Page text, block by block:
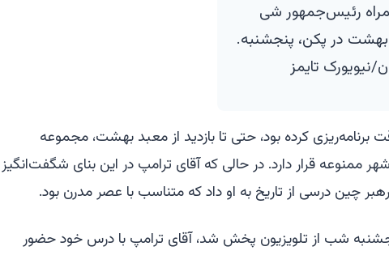
رئیس‌جمهور شی
در پکن، پنجشنبه.
نیویورک تایمز
برنامه‌ریزی کرده بود، حتی تا بازدید از معبد بهشت، مجموعه
ممنوعه قرار دارد. در حالی که آقای ترامپ در این بنای شگفت‌انگیز
چین درسی از تاریخ به او داد که متناسب با عصر مدرن بود.
شب از تلویزیون پخش شد، آقای ترامپ با درس خود حضور